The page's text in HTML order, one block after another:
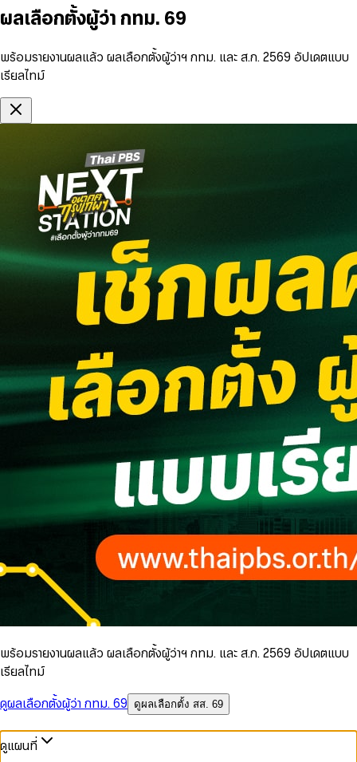
ผลเลือกตั้งผู้ว่า กทม. 69
พร้อมรายงานผลแล้ว ผลเลือกตั้งผู้ว่าฯ กทม. และ ส.ก. 2569 อัปเดตแบบ
เรียลไทม์
พร้อมรายงานผลแล้ว ผลเลือกตั้งผู้ว่าฯ กทม. และ ส.ก. 2569 อัปเดตแบบ
เรียลไทม์
ดูผลเลือกตั้งผู้ว่า กทม. 69
ดูผลเลือกตั้ง สส. 69
ดูแผนที่